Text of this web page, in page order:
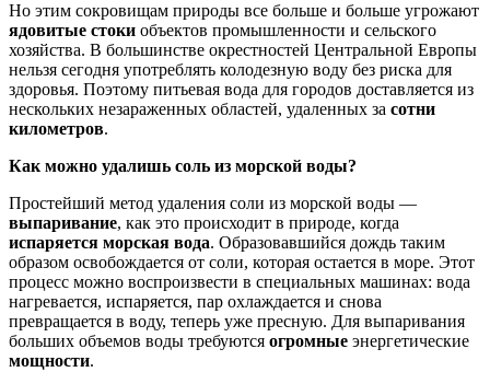
Но этим сокровищам природы все больше и больше угрожают
ядовитые стоки объектов про­мышленности и сельского
хозяйства. В большинстве окрестнос­тей Центральной Европы
нельзя сегодня употреблять колодез­ную воду без риска для
здоровья. Поэтому питьевая вода для го­родов доставляется из
нескольких незараженных областей, удаленных за сотни
километров.
Как можно удалишь соль из морской воды?
Простейший метод удаления соли из морской воды —
выпари­вание, как это происходит в природе, когда
испаряется морская вода. Образовавшийся дождь таким
образом освобождается от соли, которая остается в море. Этот
процесс можно воспроизвес­ти в специальных машинах: вода
нагревается, испаряется, пар охлаждается и снова
превращается в воду, теперь уже пресную. Для выпаривания
больших объемов воды требуются огромные энергетические
мощности.